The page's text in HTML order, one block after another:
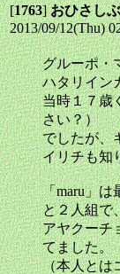
[1763]おひさし
2013/09/12(Thu)
グルーポ・
ハタリイン
当時１７歳
さい？）
でしたが、
イリチも知
「maru」は
と２人組で
アヤクーチ
てました。
（本人とは